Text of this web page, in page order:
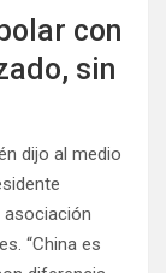
con
sin
dijo al medio
asociación
“China es